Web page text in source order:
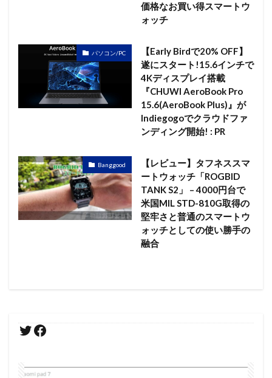
価格なお買い得スマートウ
ォッチ
パソコン/PC
【Early Birdで20% OFF】
遂にスタート!15.6インチで
4Kディスプレイ搭載
『CHUWI AeroBook Pro
15.6(AeroBook Plus)』が
Indiegogoでクラウドファ
ンディング開始! : PR
Banggood
【レビュー】タフネススマ
ートウォッチ「ROGBID
TANK S2」 – 4000円台で
米国MIL STD-810G取得の
堅牢さと普通のスマートウ
ォッチとしての使い勝手の
融合